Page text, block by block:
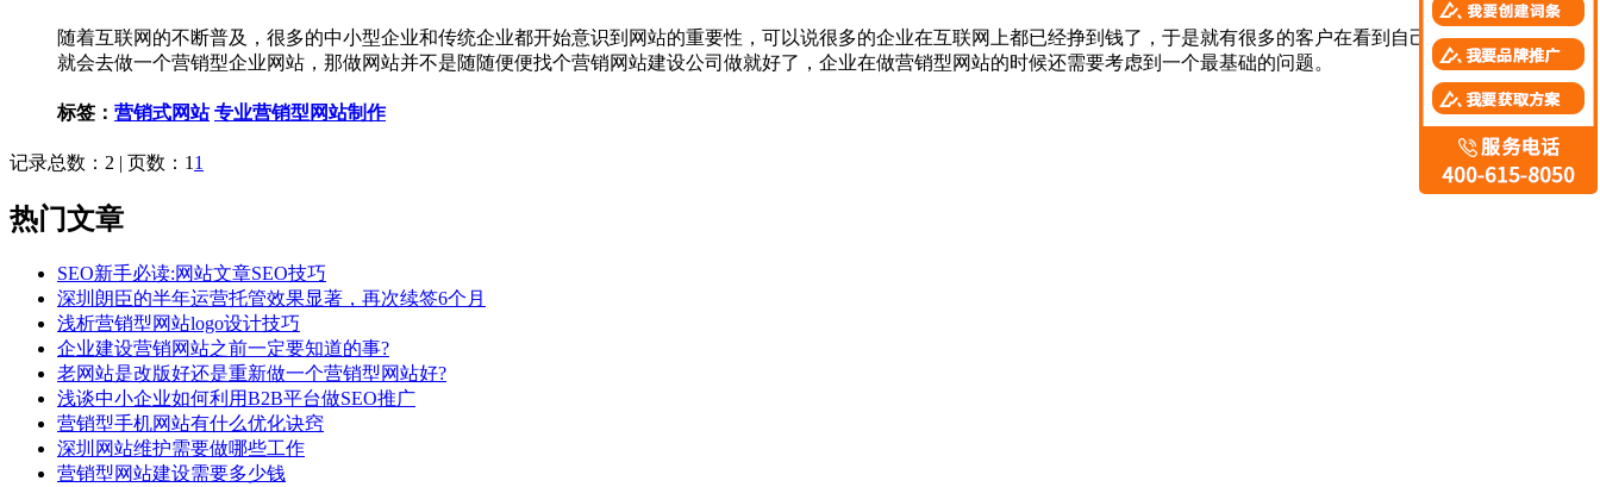
随着互联网的不断普及，很多的中小型企业和传统企业都开始意识到网站的重要性，可以说很多的企业在互联网上都已经挣到钱了，于是就有很多的客户在看到自己的同行挣到钱之后
就会去做一个营销型企业网站，那做网站并不是随随便便找个营销网站建设公司做就好了，企业在做营销型网站的时候还需要考虑到一个最基础的问题。
标签： 营销式网站 专业营销型网站制作
记录总数：2 | 页数：1 1
热门文章
SEO新手必读:网站文章SEO技巧
深圳朗臣的半年运营托管效果显著，再次续签6个月
浅析营销型网站logo设计技巧
企业建设营销网站之前一定要知道的事?
老网站是改版好还是重新做一个营销型网站好?
浅谈中小企业如何利用B2B平台做SEO推广
营销型手机网站有什么优化诀窍
深圳网站维护需要做哪些工作
营销型网站建设需要多少钱